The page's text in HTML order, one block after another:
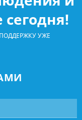
сегодня!
УЖЕ